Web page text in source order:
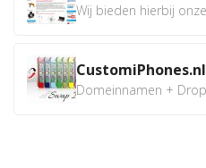
CustomiPhones.nl